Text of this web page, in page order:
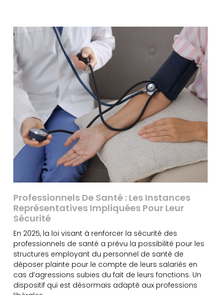
Professionnels De Santé : Les Instances
Représentatives Impliquées Pour Leur
Sécurité
En 2025, la loi visant à renforcer la sécurité des
professionnels de santé a prévu la possibilité pour les
structures employant du personnel de santé de
déposer plainte pour le compte de leurs salariés en
cas d’agressions subies du fait de leurs fonctions. Un
dispositif qui est désormais adapté aux professions